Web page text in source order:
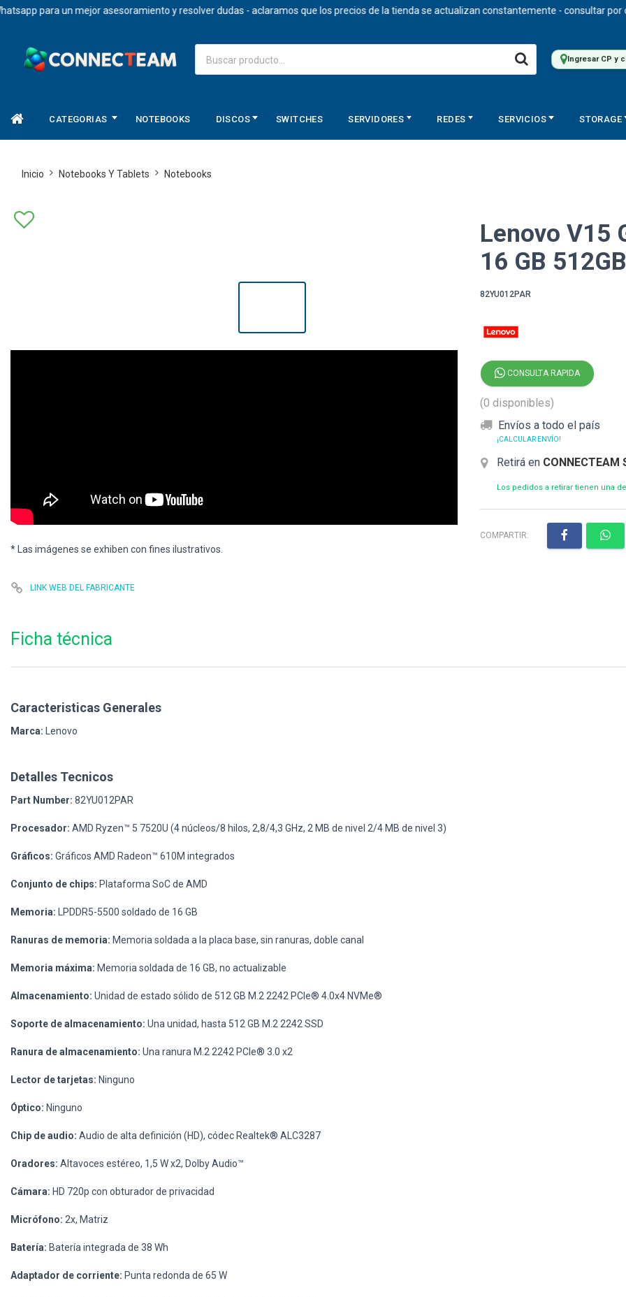
para un mejor asesoramiento y resolver dudas - aclaramos que los precios de la tienda se actualizan constantemente - consultar por
Ingresar CP y
CATEGORIAS NOTEBOOKS DISCOS SWITCHES SERVIDORES REDES SERVICIOS STORAGE
Inicio Notebooks Y Tablets Notebooks
* Las imágenes se exhiben con fines ilustrativos.
LINK WEB DEL FABRICANTE
Lenovo V15
16 GB
82YU012PAR
CONSULTA RAPIDA
(0 disponibles)
Envíos a todo el país
¡CALCULAR ENVÍO!
Retirá en CONNECTEAM
Los pedidos a retirar tienen una
COMPARTIR:
Ficha técnica
Caracteristicas Generales
Marca: Lenovo
Detalles Tecnicos
Part Number: 82YU012PAR
Procesador: AMD Ryzen™ 5 7520U (4 núcleos/8 hilos, 2,8/4,3 GHz, 2 MB de nivel 2/4 MB de nivel 3)
Gráficos: Gráficos AMD Radeon™ 610M integrados
Conjunto de chips: Plataforma SoC de AMD
Memoria: LPDDR5-5500 soldado de 16 GB
Ranuras de memoria: Memoria soldada a la placa base, sin ranuras, doble canal
Memoria máxima: Memoria soldada de 16 GB, no actualizable
Almacenamiento: Unidad de estado sólido de 512 GB M.2 2242 PCIe® 4.0x4 NVMe®
Soporte de almacenamiento: Una unidad, hasta 512 GB M.2 2242 SSD
Ranura de almacenamiento: Una ranura M.2 2242 PCIe® 3.0 x2
Lector de tarjetas: Ninguno
Óptico: Ninguno
Chip de audio: Audio de alta definición (HD), códec Realtek® ALC3287
Oradores: Altavoces estéreo, 1,5 W x2, Dolby Audio™
Cámara: HD 720p con obturador de privacidad
Micrófono: 2x, Matriz
Batería: Batería integrada de 38 Wh
Adaptador de corriente: Punta redonda de 65 W